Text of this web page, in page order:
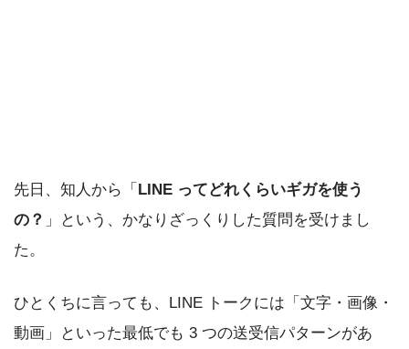
先日、知人から「 LINE ってどれくらいギガを使う
の？ 」という、かなりざっくりした質問を受けまし
た。
ひとくちに言っても、LINE トークには「文字・画像・
動画」といった最低でも 3 つの送受信パターンがあ